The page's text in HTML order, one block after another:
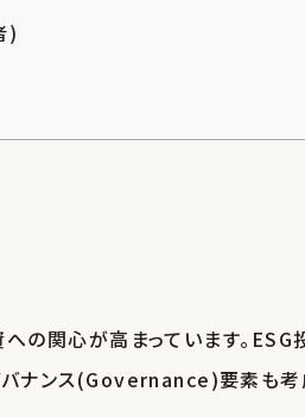
)
への関心が高まっています。ESG
ナンス(Governance)要素も考